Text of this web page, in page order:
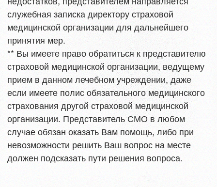
служебная записка директору страховой
медицинской организации для дальнейшего
принятия мер.
** Вы имеете право обратиться к представителю
страховой медицинской организации, ведущему
прием в данном лечебном учреждении, даже
если имеете полис обязательного медицинского
страхования другой страховой медицинской
организации. Представитель СМО в любом
случае обязан оказать Вам помощь, либо при
невозможности решить Ваш вопрос на месте
должен подсказать пути решения вопроса.